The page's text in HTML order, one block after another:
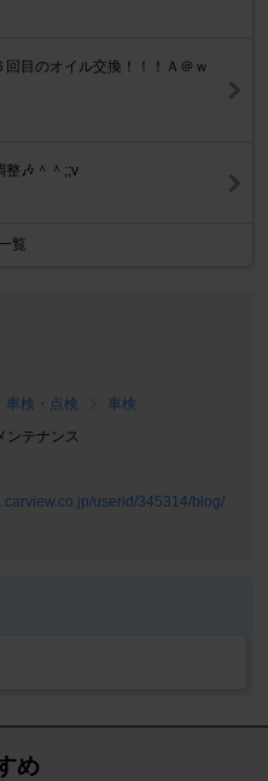
目のオイル交換！！！Ａ＠ｗ
🎶＾＾;;v
覧
車検・点検
車検
ンテナンス
userid/345314/blog/
め